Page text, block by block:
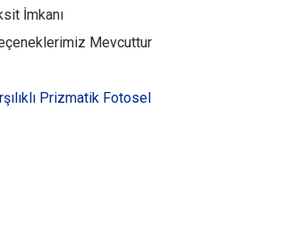
İmkanı
Mevcuttur
Prizmatik Fotosel